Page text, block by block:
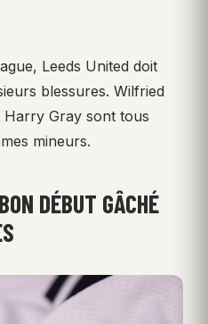
Leeds United doit
blessures. Wilfried
Gray sont tous
mineurs.
DÉBUT GÂCHÉ